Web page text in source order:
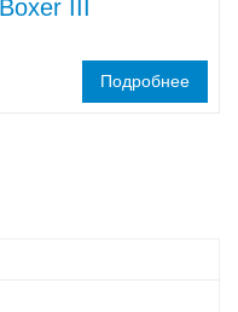
III
Подробнее